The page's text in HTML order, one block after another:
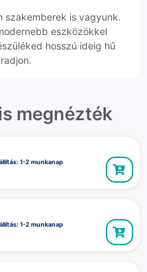
szakemberek is vagyunk.
eszközökkel
hosszú ideig hű
megnézték
1-2 munkanap
1-2 munkanap